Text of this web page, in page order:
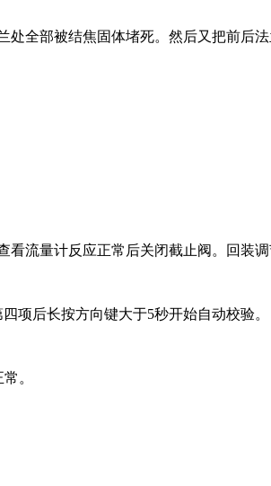
全部被结焦固体堵死。然后又把前后法
流量计反应正常后关闭截止阀。回装调
项后长按方向键大于5秒开始自动校验。
。